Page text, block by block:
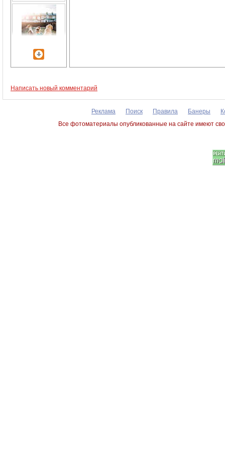
Написать новый комментарий
Реклама Поиск Правила Банеры
Все фотоматериалы опубликованные на сайте имеют